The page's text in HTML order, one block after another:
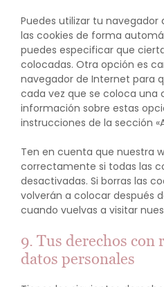
Puedes utilizar tu
las cookies de forma
puedes especificar que
colocadas. Otra opción es
navegador de Internet para
cada vez que se coloca una
información sobre estas
instrucciones de la sección
Ten en cuenta que nuestra
correctamente si todas las
desactivadas. Si borras las
volverán a colocar después
cuando vuelvas a visitar
9. Tus derechos con
datos personales